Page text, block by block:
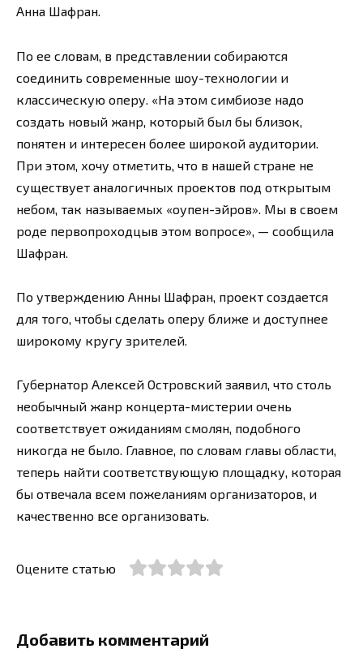
Анна Шафран.
По ее словам, в представлении собираются
соединить современные шоу-технологии и
классическую оперу. «На этом симбиозе надо
создать новый жанр, который был бы близок,
понятен и интересен более широкой аудитории.
При этом, хочу отметить, что в нашей стране не
существует аналогичных проектов под открытым
небом, так называемых «оупен-эйров». Мы в своем
роде первопроходцыв этом вопросе», — сообщила
Шафран.
По утверждению Анны Шафран, проект создается
для того, чтобы сделать оперу ближе и доступнее
широкому кругу зрителей.
Губернатор Алексей Островский заявил, что столь
необычный жанр концерта-мистерии очень
соответствует ожиданиям смолян, подобного
никогда не было. Главное, по словам главы области,
теперь найти соответствующую площадку, которая
бы отвечала всем пожеланиям организаторов, и
качественно все организовать.
Оцените статью
Добавить комментарий